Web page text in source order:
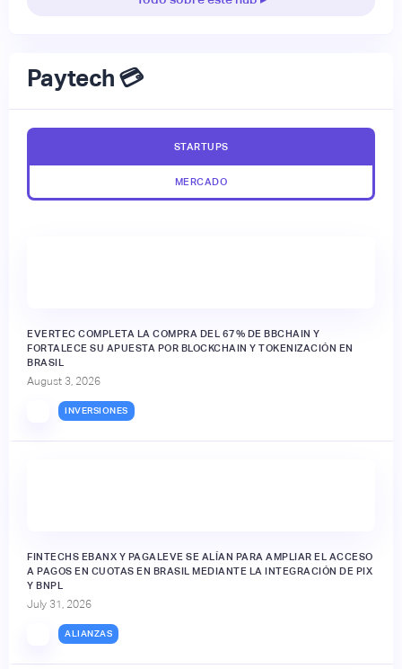
Paytech 💳
STARTUPS
MERCADO
EVERTEC COMPLETA LA COMPRA DEL 67% DE BBCHAIN Y
FORTALECE SU APUESTA POR BLOCKCHAIN Y TOKENIZACIÓN EN
BRASIL
August 3, 2026
INVERSIONES
FINTECHS EBANX Y PAGALEVE SE ALÍAN PARA AMPLIAR EL ACCESO
A PAGOS EN CUOTAS EN BRASIL MEDIANTE LA INTEGRACIÓN DE PIX
Y BNPL
July 31, 2026
ALIANZAS